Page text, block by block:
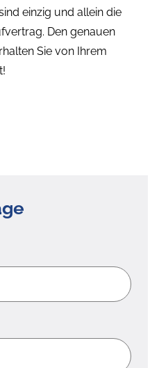
einzig und allein die
Den genauen
Sie von Ihrem